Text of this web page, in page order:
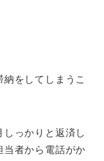
をしてしまうこ
っかりと返済し
当者から電話がか